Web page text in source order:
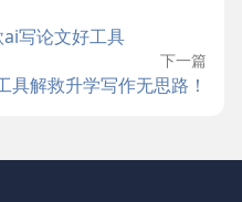
写论文好工具
下一篇
具解救升学写作无思路！